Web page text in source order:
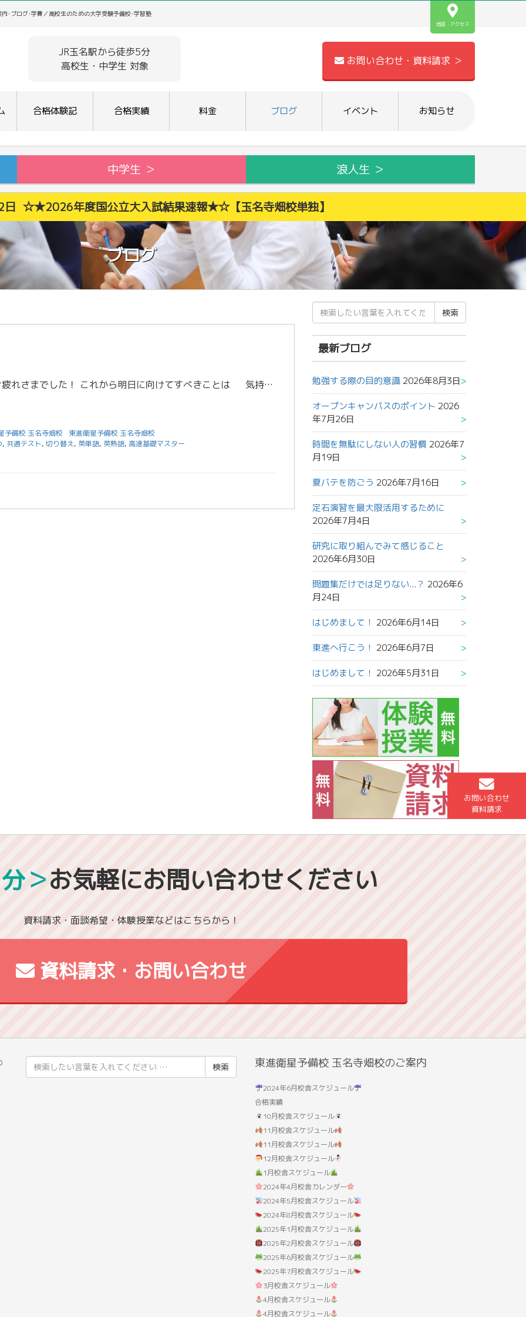
･ブログ･学費／高校生のための大学受験予備校･学習塾
地図・アクセス
JR玉名駅から徒歩5分
高校生・中学生 対象
お問い合わせ・資料請求 ＞
合格体験記 合格実績 料金 ブログ イベント お知らせ
中学生 ＞ 浪人生 ＞
お問い合わせ
資料請求
☆★2026年度国公立大入試結果速報★☆【玉名寺畑校単独】
ブログ
共通テスト1日目お疲れさまでした！ これから明日に向けてすべきことは 気持ちの切り替え です！！ 手ごたえがあった人は油断することなく、 ちょっと不安な人も落ち込まず、 次の勝負の準備をしましょう！！ まだ終わっ […]
予備校 玉名寺畑校
東進衛星予備校 玉名寺畑校
, 共通テスト, 切り替え, 英単語, 英熟語, 高速基礎マスター
検
索
結
果:
最新ブログ
勉強する際の目的意識 2026年8月3日
オープンキャンパスのポイント 2026
年7月26日
時間を無駄にしない人の習慣 2026年7
月19日
夏バテを防ごう 2026年7月16日
定石演習を最大限活用するために
2026年7月4日
研究に取り組んでみて感じること
2026年6月30日
問題集だけでは足りない...？ 2026年6
月24日
はじめまして！ 2026年6月14日
東進へ行こう！ 2026年6月7日
はじめまして！ 2026年5月31日
＞お気軽にお問い合わせください
資料請求・面談希望・体験授業などはこちらから！
資料請求・お問い合わせ
索
東進衛星予備校 玉名寺畑校のご案内
2024年6月校舎スケジュール
合格実績
10月校舎スケジュール
11月校舎スケジュール
11月校舎スケジュール
12月校舎スケジュール
1月校舎スケジュール
2024年4月校舎カレンダー
2024年5月校舎スケジュール
2024年8月校舎スケジュール
2025年1月校舎スケジュール
2025年2月校舎スケジュール
2025年6月校舎スケジュール
2025年7月校舎スケジュール
3月校舎スケジュール
4月校舎スケジュール
4月校舎スケジュール